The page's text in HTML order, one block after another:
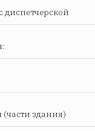
диспетчерской
здания)